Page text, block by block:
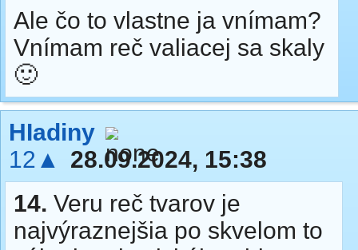
Ale čo to vlastne ja vnímam?
Vnímam reč valiacej sa skaly
🙂
HIadiny
12▲
28.09.2024, 15:38
14. Veru reč tvarov je
najvýraznejšia po skvelom to